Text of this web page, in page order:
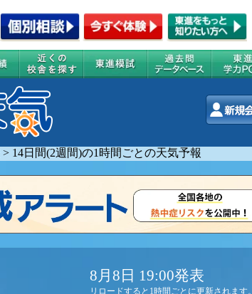
> 14日間(2週間)の1時間ごとの天気予報
8月8日 19:00発表
リロードすると1時間ごとに更新されます。